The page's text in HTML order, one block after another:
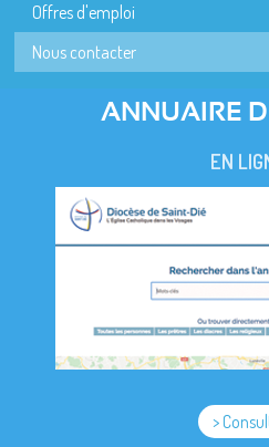
Offres d'emploi
Nous contacter
ANNUAIRE
EN
>